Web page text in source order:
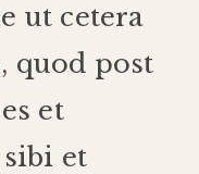
ut cetera
, quod post
et
sibi et